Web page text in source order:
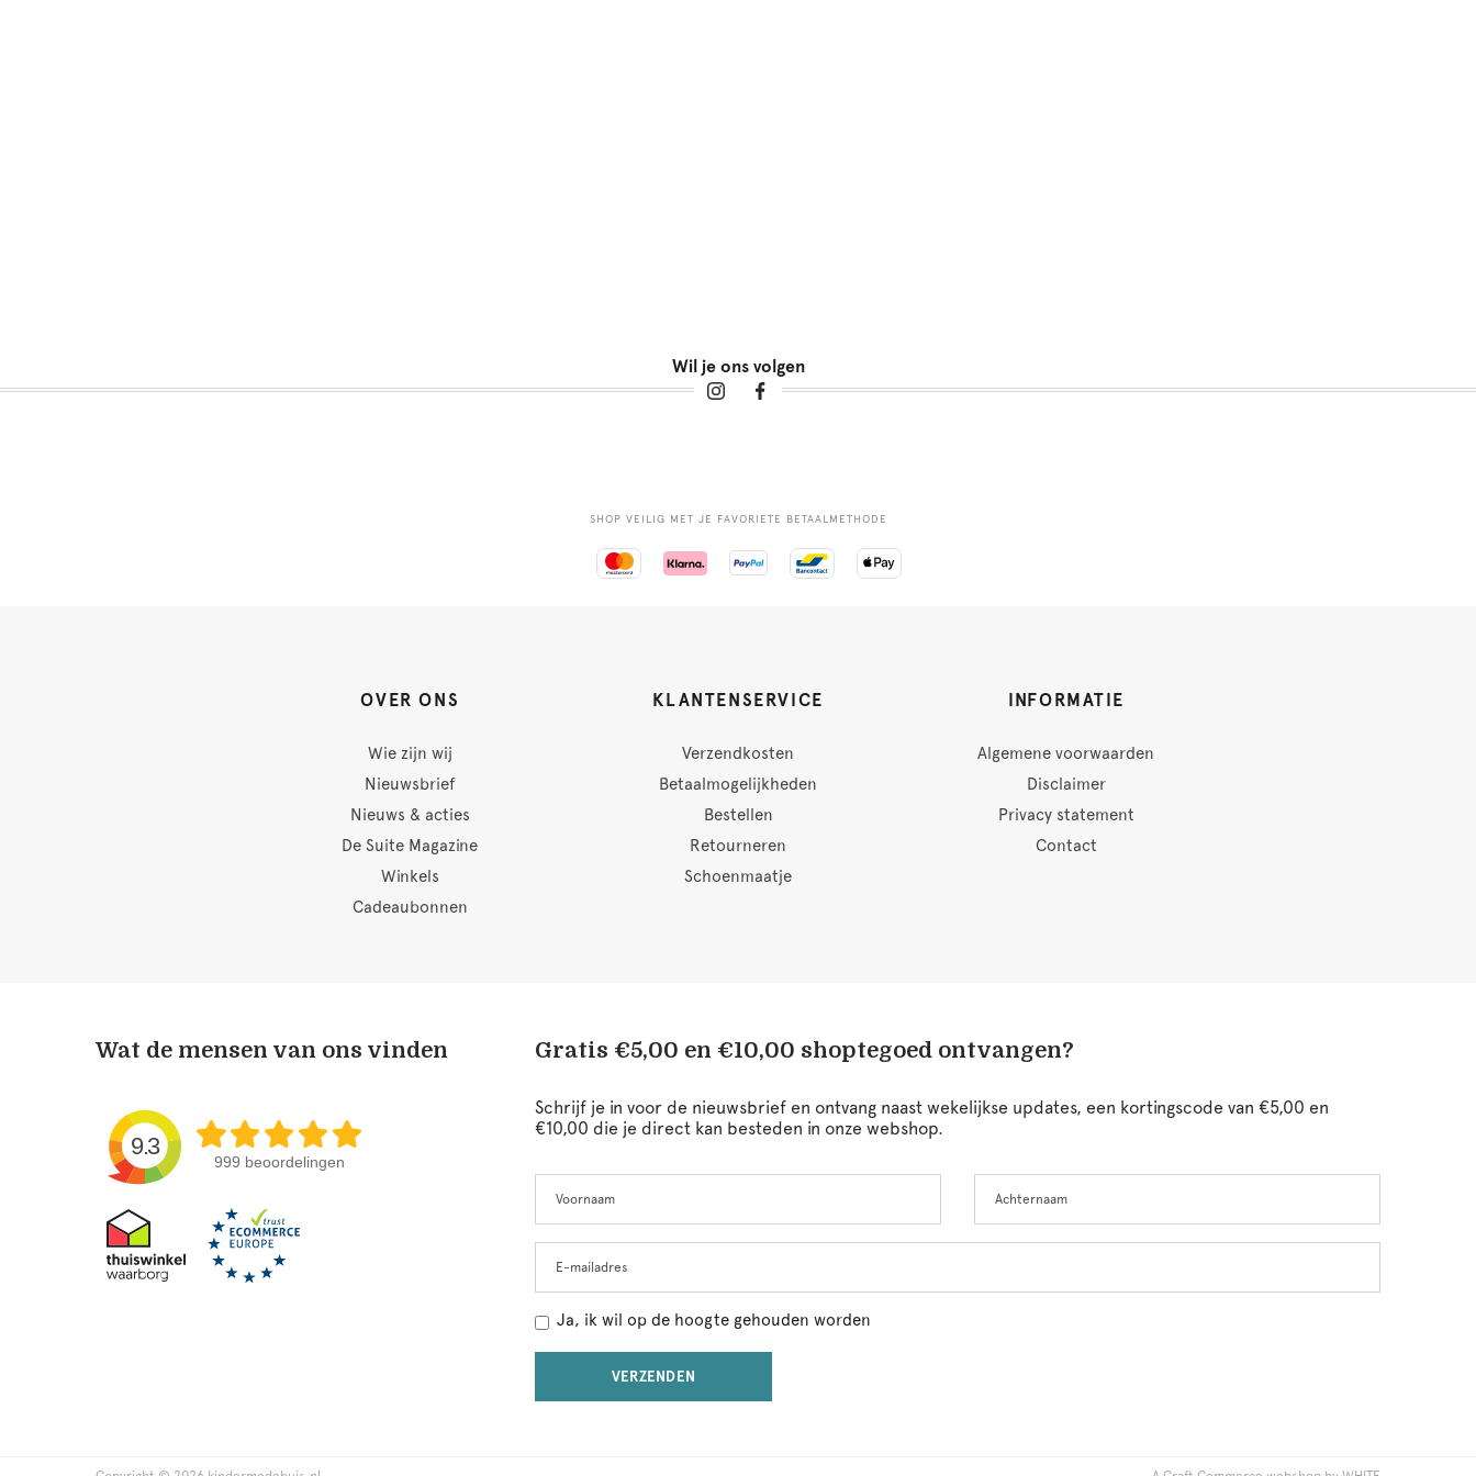
Wil je ons volgen
SHOP VEILIG MET JE FAVORIETE BETAALMETHODE
OVER ONS
Wie zijn wij
Nieuwsbrief
Nieuws & acties
De Suite Magazine
Winkels
Cadeaubonnen
KLANTENSERVICE
Verzendkosten
Betaalmogelijkheden
Bestellen
Retourneren
Schoenmaatje
INFORMATIE
Algemene voorwaarden
Disclaimer
Privacy statement
Contact
Wat de mensen van ons vinden
9.3
999 beoordelingen
Gratis €5,00 en €10,00 shoptegoed ontvangen?
Schrijf je in voor de nieuwsbrief en ontvang naast wekelijkse updates, een kortingscode van €5,00 en
€10,00 die je direct kan besteden in onze webshop.
this
field
blank
Ja, ik wil op de hoogte gehouden worden
VERZENDEN